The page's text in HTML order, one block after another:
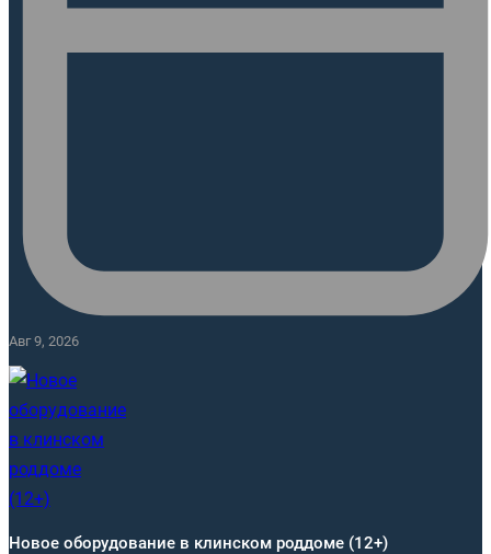
Авг 9, 2026
Новое оборудование в клинском роддоме (12+)